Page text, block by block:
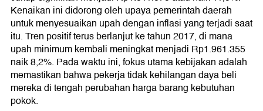
Kenaikan ini didorong oleh upaya pemerintah daerah
untuk menyesuaikan upah dengan inflasi yang terjadi saat
itu. Tren positif terus berlanjut ke tahun 2017, di mana
upah minimum kembali meningkat menjadi Rp1.961.355
naik 8,2%. Pada waktu ini, fokus utama kebijakan adalah
memastikan bahwa pekerja tidak kehilangan daya beli
mereka di tengah perubahan harga barang kebutuhan
pokok.